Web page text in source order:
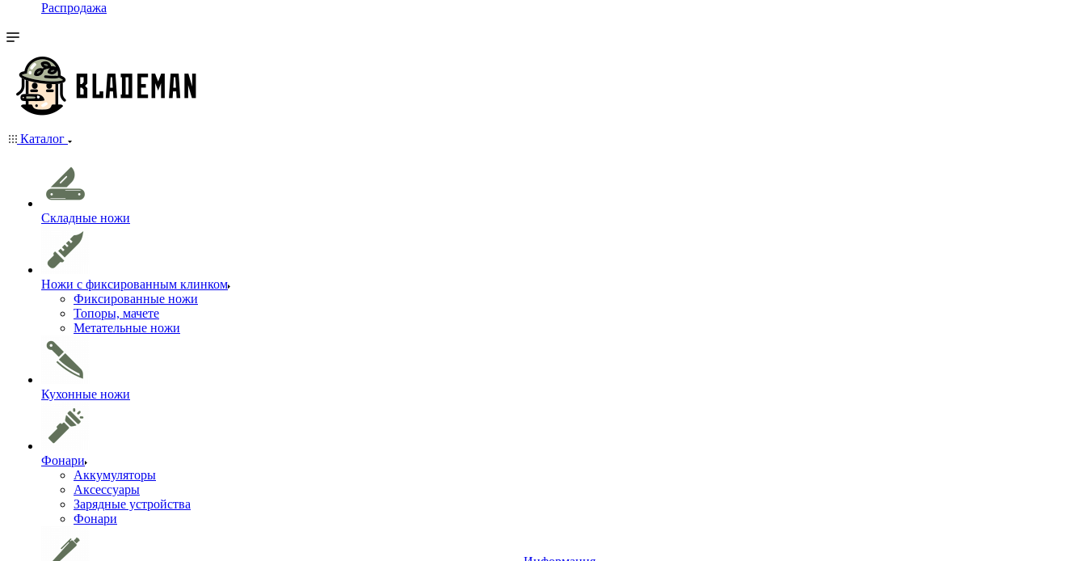
Распродажа
Каталог
Складные ножи
Ножи с фиксированным клинком
Фиксированные ножи
Топоры, мачете
Метательные ножи
Кухонные ножи
Фонари
Аккумуляторы
Аксессуары
Зарядные устройства
Фонари